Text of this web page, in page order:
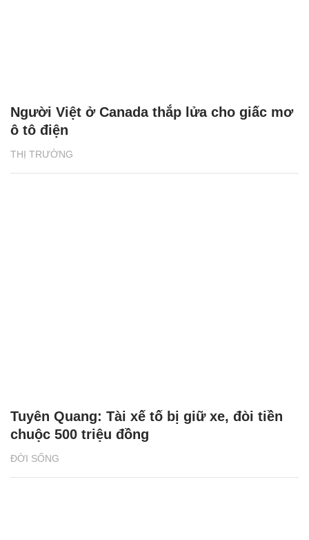
THỊ TRƯỜNG
Người Việt ở Canada thắp lửa cho giấc mơ
ô tô điện
ĐỜI SỐNG
Tuyên Quang: Tài xế tố bị giữ xe, đòi tiền
chuộc 500 triệu đồng